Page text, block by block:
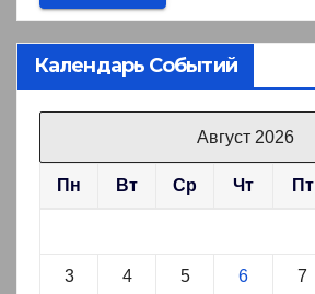
Календарь Событий
Август 2026
Пн Вт Ср Чт Пт
3 4 5 6 7